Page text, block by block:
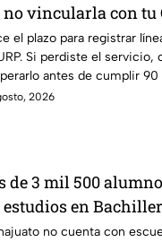
vincularla con tu
recuperarla
el plazo para registrar
Si perdiste el servicio,
antes de cumplir 90
2026
de 3 mil 500
estudios en
en
no cuenta con